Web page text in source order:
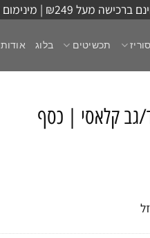
מעל ₪249 | מינימום הזמנה ₪100
תכשיטים בלוג אודות
גב קלאסי | כסף